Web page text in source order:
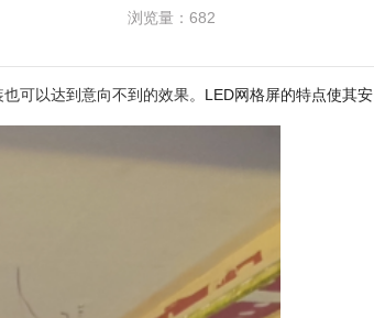
浏览量： 682
可以达到意向不到的效果。 LED网格屏的特点使其安